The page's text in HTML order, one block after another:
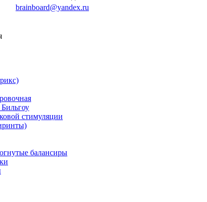
brainboard@yandex.ru
стимуляции
балансиры